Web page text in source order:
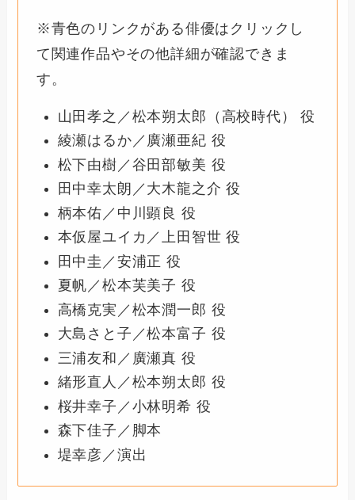
※青色のリンクがある俳優はクリックし
て関連作品やその他詳細が確認できま
す。
山田孝之／松本朔太郎（高校時代） 役
綾瀬はるか／廣瀬亜紀 役
松下由樹／谷田部敏美 役
田中幸太朗／大木龍之介 役
柄本佑／中川顕良 役
本仮屋ユイカ／上田智世 役
田中圭／安浦正 役
夏帆／松本芙美子 役
高橋克実／松本潤一郎 役
大島さと子／松本富子 役
三浦友和／廣瀬真 役
緒形直人／松本朔太郎 役
桜井幸子／小林明希 役
森下佳子／脚本
堤幸彦／演出